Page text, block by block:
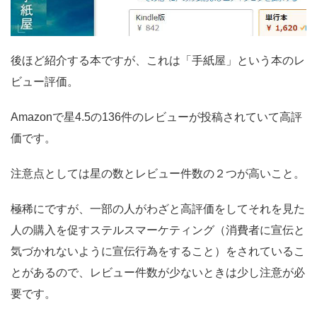
後ほど紹介する本ですが、これは「手紙屋」という本のレ
ビュー評価。
Amazonで星4.5の136件のレビューが投稿されていて高評
価です。
注意点としては星の数と レビュー件数の２つが高いこと。
極稀にですが、一部の人がわざと高評価をしてそれを見た
人の購入を促すステルスマーケティング （消費者に宣伝と
気づかれないように宣伝行為をすること）をされているこ
とがあるので、レビュー件数が少ないときは少し注意が必
要です。